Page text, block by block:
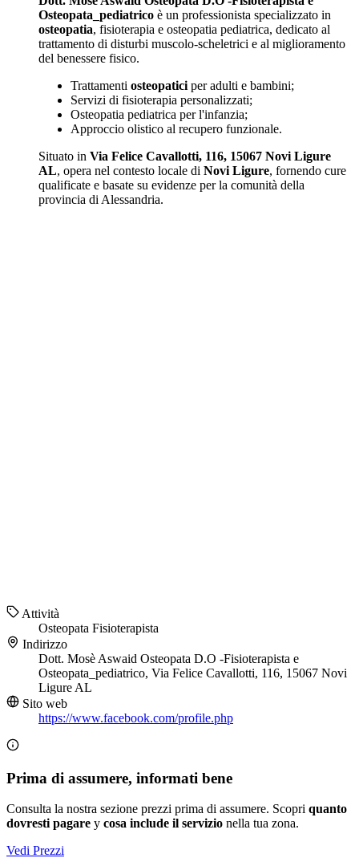
Osteopata_pediatrico è un professionista specializzato in
osteopatia, fisioterapia e osteopatia pediatrica, dedicato al
trattamento di disturbi muscolo-scheletrici e al miglioramento
del benessere fisico.
Trattamenti osteopatici per adulti e bambini;
Servizi di fisioterapia personalizzati;
Osteopatia pediatrica per l'infanzia;
Approccio olistico al recupero funzionale.
Situato in Via Felice Cavallotti, 116, 15067 Novi Ligure
AL, opera nel contesto locale di Novi Ligure, fornendo cure
qualificate e basate su evidenze per la comunità della
provincia di Alessandria.
Attività
Osteopata Fisioterapista
Indirizzo
Dott. Mosè Aswaid Osteopata D.O -Fisioterapista e
Osteopata_pediatrico, Via Felice Cavallotti, 116, 15067 Novi
Ligure AL
Sito web
https://www.facebook.com/profile.php
Prima di assumere, informati bene
Consulta la nostra sezione prezzi prima di assumere. Scopri quanto
dovresti pagare y cosa include il servizio nella tua zona.
Vedi Prezzi